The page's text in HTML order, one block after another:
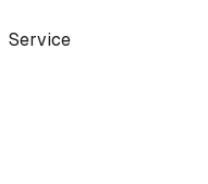
Service